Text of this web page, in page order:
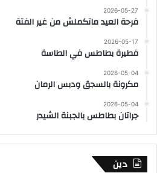
2026-05-27
فرحة العيد ماتكملش من غير الفتة
2026-05-17
فطيرة بطاطس في الطاسة
2026-05-04
مكرونة بالسجق ودبس الرمان
2026-05-04
جراتان بطاطس بالجبنة الشيدر
دين